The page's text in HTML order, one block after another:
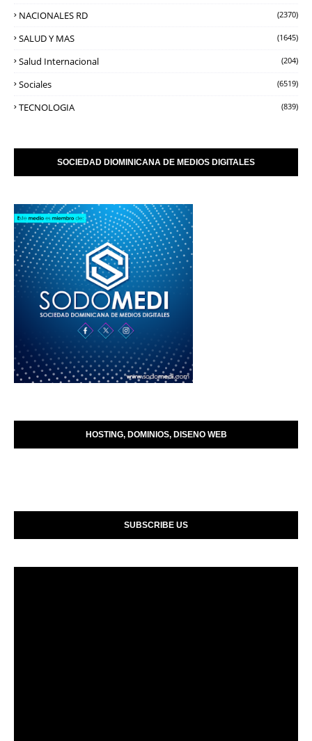
NACIONALES RD (2370)
SALUD Y MAS (1645)
Salud Internacional (204)
Sociales (6519)
TECNOLOGIA (839)
SOCIEDAD DIOMINICANA DE MEDIOS DIGITALES
HOSTING, DOMINIOS, DISENO WEB
SUBSCRIBE US